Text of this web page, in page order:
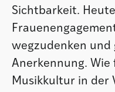
Sichtbarkeit.
wegzudenken und
Anerkennung. Wie
Musikkultur in der